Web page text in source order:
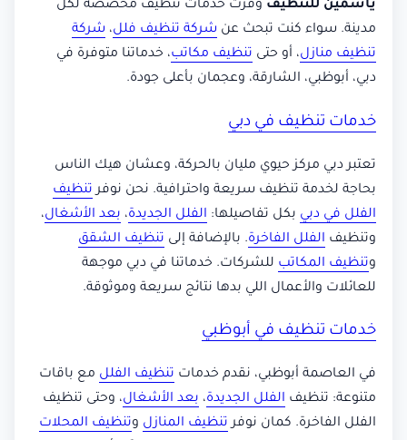
ياسمين للتنظيف وفرت خدمات تنظيف مخصصة لكل
مدينة. سواء كنت تبحث عن شركة تنظيف فلل، شركة
تنظيف منازل، أو حتى تنظيف مكاتب، خدماتنا متوفرة في
دبي، أبوظبي، الشارقة، وعجمان بأعلى جودة.
خدمات تنظيف في دبي
تعتبر دبي مركز حيوي مليان بالحركة، وعشان هيك الناس
بحاجة لخدمة تنظيف سريعة واحترافية. نحن نوفرتنظيف
الفلل في دبي بكل تفاصيلها: الفلل الجديدة، بعد الأشغال،
وتنظيف الفلل الفاخرة. بالإضافة إلى تنظيف الشقق
وتنظيف المكاتب للشركات. خدماتنا في دبي موجهة
للعائلات والأعمال اللي بدها نتائج سريعة وموثوقة.
خدمات تنظيف في أبوظبي
في العاصمة أبوظبي، نقدم خدمات تنظيف الفلل مع باقات
متنوعة: تنظيف الفلل الجديدة، بعد الأشغال، وحتى تنظيف
الفلل الفاخرة. كمان نوفرتنظيف المنازل وتنظيف المحلات